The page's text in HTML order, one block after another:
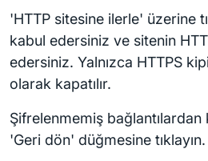
'HTTP sitesine ilerle' üzerine
kabul edersiniz ve sitenin
edersiniz. Yalnızca HTTPS
olarak kapatılır.
Şifrelenmemiş bağlantılardan
'Geri dön' düğmesine tıklayın.